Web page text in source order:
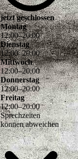
jetzt geschlossen
Montag
12:00–20:00
Dienstag
12:00–20:00
Mittwoch
12:00–20:00
Donnerstag
12:00–20:00
Freitag
12:00–20:00
Sprechzeiten
können abweichen